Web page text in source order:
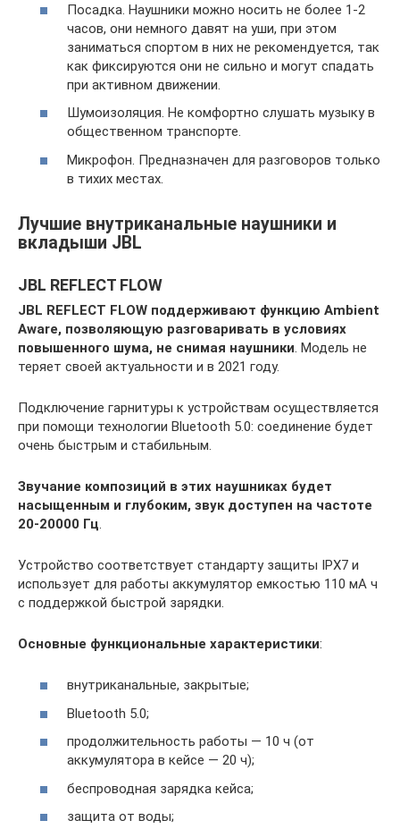
Посадка. Наушники можно носить не более 1-2
часов, они немного давят на уши, при этом
заниматься спортом в них не рекомендуется, так
как фиксируются они не сильно и могут спадать
при активном движении.
Шумоизоляция. Не комфортно слушать музыку в
общественном транспорте.
Микрофон. Предназначен для разговоров только
в тихих местах.
Лучшие внутриканальные наушники и
вкладыши JBL
JBL REFLECT FLOW
JBL REFLECT FLOW поддерживают функцию Ambient
Aware, позволяющую разговаривать в условиях
повышенного шума, не снимая наушники. Модель не
теряет своей актуальности и в 2021 году.
Подключение гарнитуры к устройствам осуществляется
при помощи технологии Bluetooth 5.0: соединение будет
очень быстрым и стабильным.
Звучание композиций в этих наушниках будет
насыщенным и глубоким, звук доступен на частоте
20-20000 Гц.
Устройство соответствует стандарту защиты IPX7 и
использует для работы аккумулятор емкостью 110 мА ч
с поддержкой быстрой зарядки.
Основные функциональные характеристики:
внутриканальные, закрытые;
Bluetooth 5.0;
продолжительность работы — 10 ч (от
аккумулятора в кейсе — 20 ч);
беспроводная зарядка кейса;
защита от воды;